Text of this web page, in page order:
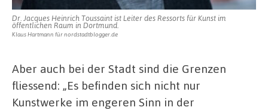
Dr. Jacques Heinrich Toussaint ist Leiter des Ressorts für Kunst im
öffentlichen Raum in Dortmund.
Klaus Hartmann für nordstadtblogger.de
Aber auch bei der Stadt sind die Grenzen
fliessend: „Es befinden sich nicht nur
Kunstwerke im engeren Sinn in der